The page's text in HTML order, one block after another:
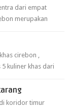
dari empat
merupakan
cirebon ,
kuliner khas dari
koridor timur